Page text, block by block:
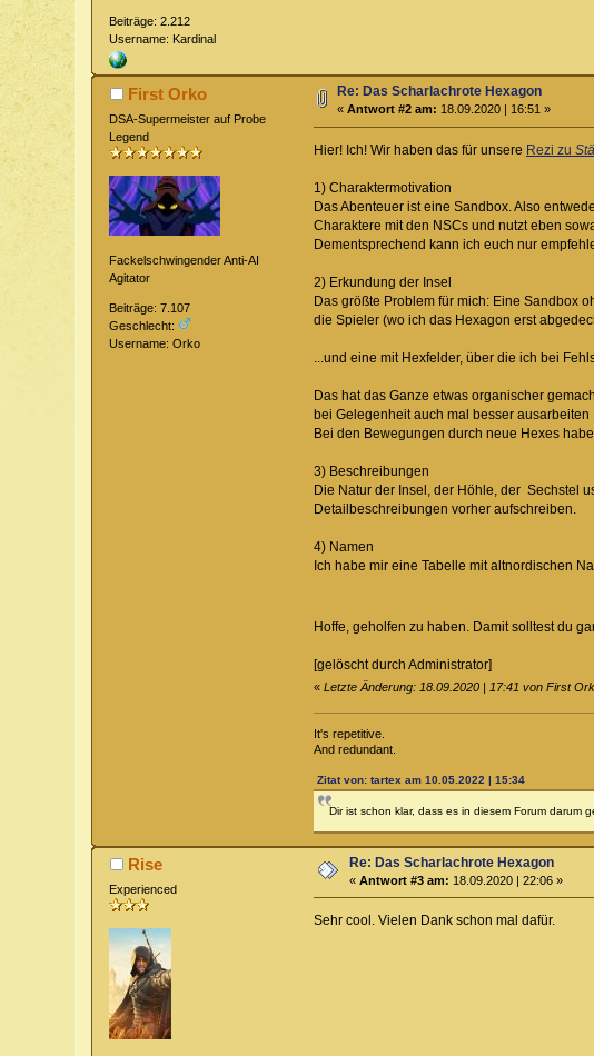
Beiträge: 2.212
Username: Kardinal
First Orko
DSA-Supermeister auf Probe
Legend
Fackelschwingender Anti-AI
Agitator
Beiträge: 7.107
Geschlecht:
Username: Orko
Re: Das Scharlachrote Hexagon
«Antwort #2 am: 18.09.2020 | 16:51 »
Hier! Ich! Wir haben das für unsere Rezi zu
1) Charaktermotivation
Das Abenteuer ist eine Sandbox. Also
Charaktere mit den NSCs und nutzt eben
Dementsprechend kann ich euch nur
2) Erkundung der Insel
Das größte Problem für mich: Eine Sandbox
die Spieler (wo ich das Hexagon erst
...und eine mit Hexfelder, über die ich bei
Das hat das Ganze etwas organischer
bei Gelegenheit auch mal besser ausarbeiten
Bei den Bewegungen durch neue Hexes
3) Beschreibungen
Die Natur der Insel, der Höhle, der Sechstel
Detailbeschreibungen vorher aufschreiben.
4) Namen
Ich habe mir eine Tabelle mit altnordischen
Hoffe, geholfen zu haben. Damit solltest du
[gelöscht durch Administrator]
« Letzte Änderung: 18.09.2020 | 17:41 von First
It's repetitive.
And redundant.
Zitat von: tartex am 10.05.2022 | 15:34
Dir ist schon klar, dass es in diesem Forum darum
Rise
Experienced
Re: Das Scharlachrote Hexagon
«Antwort #3 am: 18.09.2020 | 22:06 »
Sehr cool. Vielen Dank schon mal dafür.